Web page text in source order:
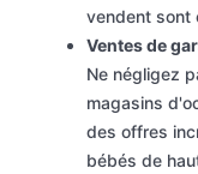
vendent sont
Ventes de
Ne négligez
magasins
des offres
bébés de